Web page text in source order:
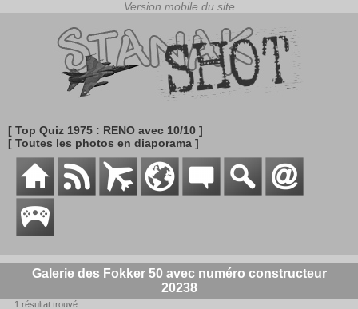
[ Top Quiz 1975 : RENO avec 10/10 ]
[ Toutes les photos en diaporama ]
Galerie des Fokker 50 avec numéro constructeur
20238
. . . 1 résultat trouvé . . .